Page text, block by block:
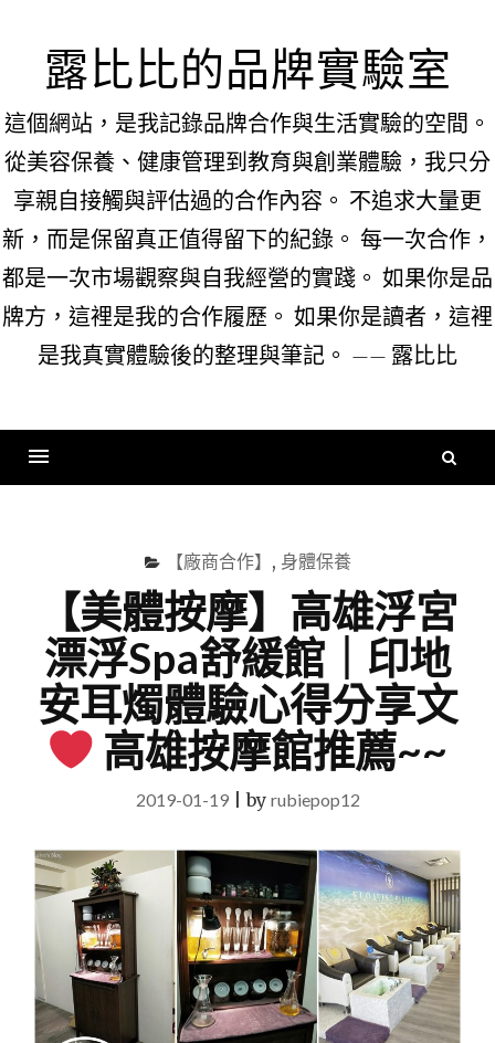
content露比比的品牌實驗室
這個網站，是我記錄品牌合作與生活實驗的空間。
從美容保養、健康管理到教育與創業體驗，我只分
享親自接觸與評估過的合作內容。 不追求大量更
新，而是保留真正值得留下的紀錄。 每一次合作，
都是一次市場觀察與自我經營的實踐。 如果你是品
牌方，這裡是我的合作履歷。 如果你是讀者，這裡
是我真實體驗後的整理與筆記。 —— 露比比
【廠商合作】 , 身體保養
【美體按摩】高雄浮宮
漂浮Spa舒緩館｜印地
安耳燭體驗心得分享文
高雄按摩館推薦~~
2019-01-19|by rubiepop12